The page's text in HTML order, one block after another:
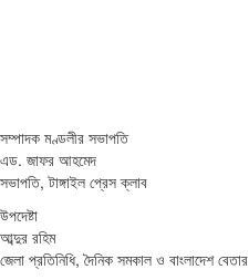
সম্পাদক মণ্ডলীর সভাপতি
এড. জাফর আহমেদ
সভাপতি, টাঙ্গাইল প্রেস ক্লাব
উপদেষ্টা
আব্দুর রহিম
জেলা প্রতিনিধি, দৈনিক সমকাল ও বাংলাদেশ বেতার